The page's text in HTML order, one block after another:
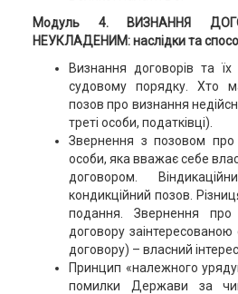
Модуль 4. ВИЗНАННЯ
НЕУКЛАДЕНИМ: наслідки та
Визнання договорів та
судовому порядку. Хто
позов про визнання
треті особи, податківці).
Звернення з позовом про
особи, яка вважає себе
договором.
кондикційний позов.
подання. Звернення про
договору
договору) – власний
Принцип «належного
помилки Держави за